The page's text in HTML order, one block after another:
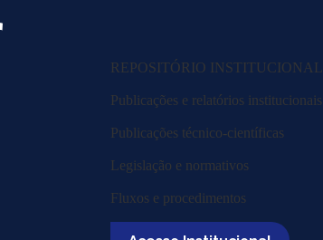
REPOSITÓRIO INSTITUCIONAL
Publicações e relatórios institucionais
Publicações técnico-científicas
Legislação e normativos
Fluxos e procedimentos